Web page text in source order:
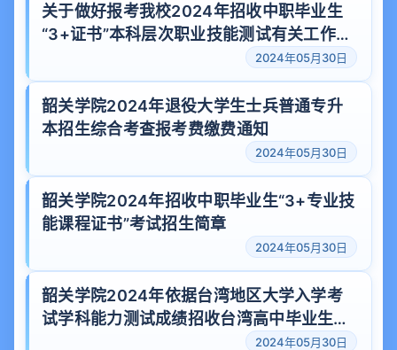
关于做好报考我校2024年招收中职毕业生
“3+证书”本科层次职业技能测试有关工作的
2024年05月30日
韶关学院2024年退役大学生士兵普通专升
本招生综合考查报考费缴费通知
2024年05月30日
韶关学院2024年招收中职毕业生“3+专业技
能课程证书”考试招生简章
2024年05月30日
韶关学院2024年依据台湾地区大学入学考
试学科能力测试成绩招收台湾高中毕业生免
2024年05月30日